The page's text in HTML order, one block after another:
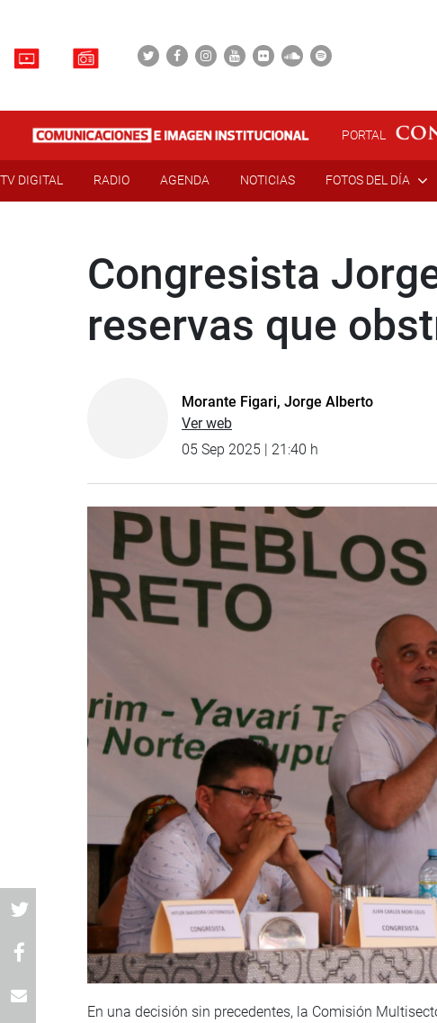
PORTAL
TV DIGITAL RADIO AGENDA NOTICIAS FOTOS DEL DÍA
Congresista
reservas que
Morante Figari, Jorge Alberto
Ver web
05 Sep 2025 | 21:40 h
En una decisión sin precedentes, la Comisión